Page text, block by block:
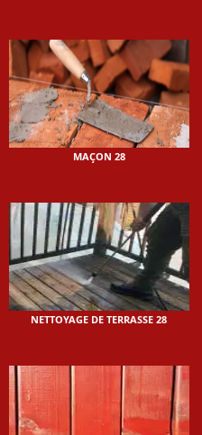
MAÇON 28
NETTOYAGE DE TERRASSE 28